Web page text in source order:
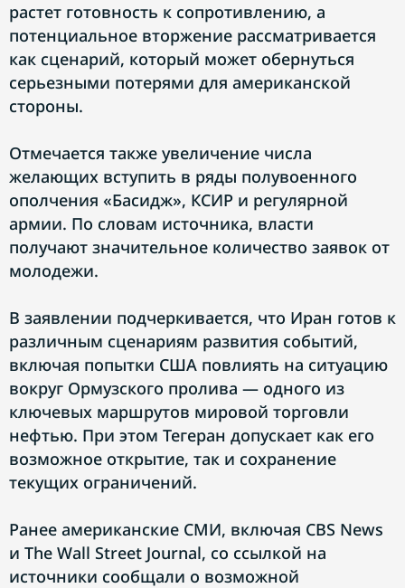
растет готовность к сопротивлению, а
потенциальное вторжение рассматривается
как сценарий, который может обернуться
серьезными потерями для американской
стороны.
Отмечается также увеличение числа
желающих вступить в ряды полувоенного
ополчения «Басидж», КСИР и регулярной
армии. По словам источника, власти
получают значительное количество заявок от
молодежи.
В заявлении подчеркивается, что Иран готов к
различным сценариям развития событий,
включая попытки США повлиять на ситуацию
вокруг Ормузского пролива — одного из
ключевых маршрутов мировой торговли
нефтью. При этом Тегеран допускает как его
возможное открытие, так и сохранение
текущих ограничений.
Ранее американские СМИ, включая CBS News
и The Wall Street Journal, со ссылкой на
источники сообщали о возможной